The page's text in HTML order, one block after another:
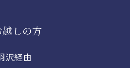
越しの方
沢経由